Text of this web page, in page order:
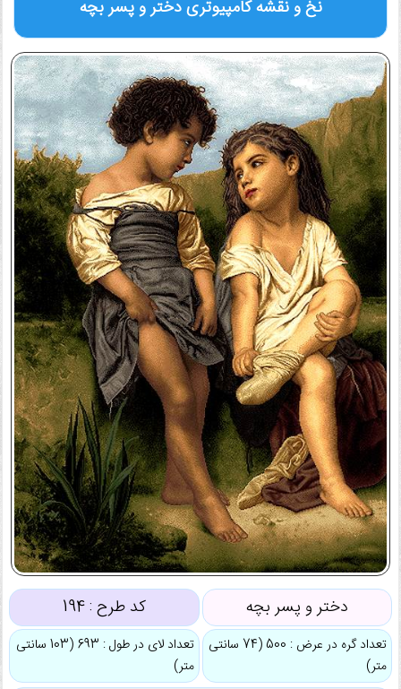
نخ و نقشه کامپیوتریدختر و پسر بچه
دختر و پسر بچه کد طرح :194
تعداد گره در عرض : 500 (74 سانتی
متر)
تعداد لای در طول : 693 (103 سانتی
متر)